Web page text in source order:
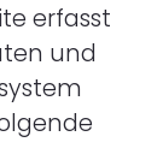
erfasst
und